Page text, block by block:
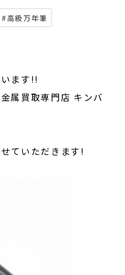
#高級万年筆
ます!!
属買取専門店 キンバ
ていただきます!